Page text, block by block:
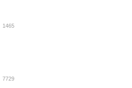
1465
7729